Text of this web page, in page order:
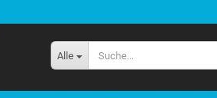
Alle